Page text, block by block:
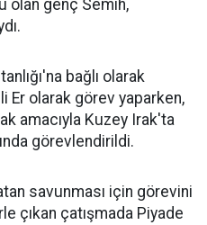
olan genç Semih,
bağlı olarak
Er olarak görev yaparken,
amacıyla Kuzey Irak'ta
görevlendirildi.
savunması için görevini
çıkan çatışmada Piyade